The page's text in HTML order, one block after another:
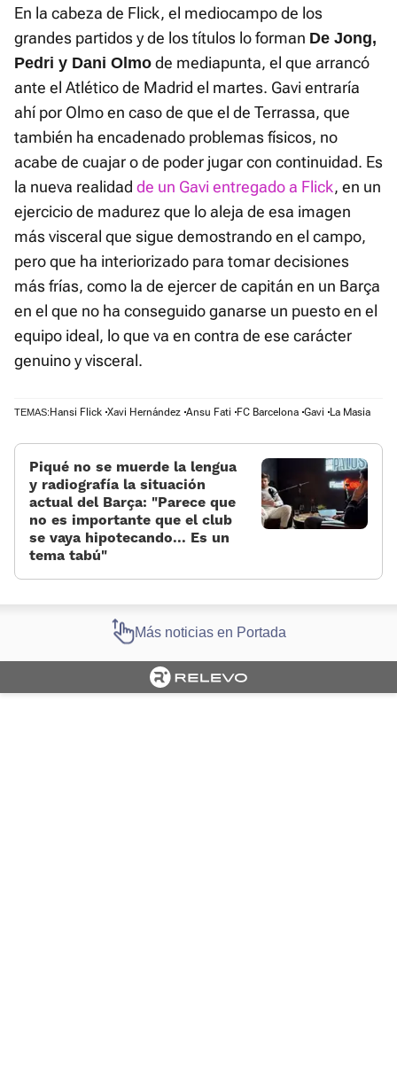
En la cabeza de Flick, el mediocampo de los
grandes partidos y de los títulos lo forman De Jong,
Pedri y Dani Olmo de mediapunta, el que arrancó
ante el Atlético de Madrid el martes. Gavi entraría
ahí por Olmo en caso de que el de Terrassa, que
también ha encadenado problemas físicos, no
acabe de cuajar o de poder jugar con continuidad. Es
la nueva realidad de un Gavi entregado a Flick, en un
ejercicio de madurez que lo aleja de esa imagen
más visceral que sigue demostrando en el campo,
pero que ha interiorizado para tomar decisiones
más frías, como la de ejercer de capitán en un Barça
en el que no ha conseguido ganarse un puesto en el
equipo ideal, lo que va en contra de ese carácter
genuino y visceral.
TEMAS: Hansi Flick Xavi Hernández Ansu Fati FC Barcelona Gavi La Masia
Piqué no se muerde la lengua
y radiografía la situación
actual del Barça: “Parece que
no es importante que el club
se vaya hipotecando... Es un
tema tabú”
Más noticias en Portada